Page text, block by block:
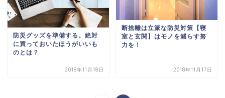
防災グッズを準備する。絶対
に買っておいたほうがいいも
のとは？
2018年11月18日
断捨離は立派な防災対策【寝
室と玄関】はモノを減らす努
力を！
2018年11月17日